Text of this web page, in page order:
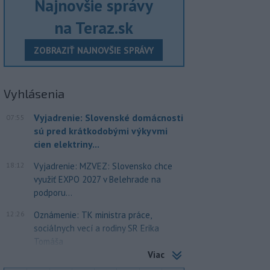
Najnovšie správy
na Teraz.sk
ZOBRAZIŤ NAJNOVŠIE SPRÁVY
Vyhlásenia
07:55
Vyjadrenie: Slovenské domácnosti
sú pred krátkodobými výkyvmi
cien elektriny...
18:12
Vyjadrenie: MZVEZ: Slovensko chce
využiť EXPO 2027 v Belehrade na
podporu...
12:26
Oznámenie: TK ministra práce,
sociálnych vecí a rodiny SR Erika
Tomáša
Viac